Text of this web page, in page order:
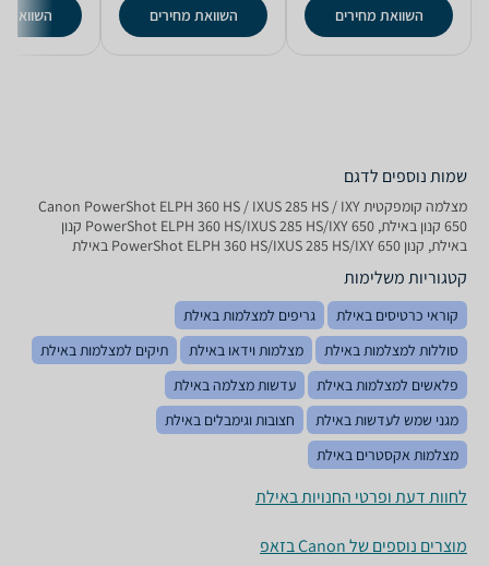
השוואת מחירים השוואת מחירים השוואת
שמות נוספים לדגם
מצלמה ‏קומפקטית Canon PowerShot ELPH 360 HS / IXUS 285 HS / IXY
650 קנון באילת, PowerShot ELPH 360 HS/IXUS 285 HS/IXY 650 קנון
באילת, קנון PowerShot ELPH 360 HS/IXUS 285 HS/IXY 650 באילת
קטגוריות משלימות
קוראי כרטיסים באילת
גריפים למצלמות באילת
סוללות למצלמות באילת
מצלמות וידאו באילת
תיקים למצלמות באילת
פלאשים למצלמות באילת
עדשות מצלמה באילת
מגני שמש לעדשות באילת
חצובות וגימבלים באילת
מצלמות אקסטרים באילת
לחוות דעת ופרטי החנויות באילת
מוצרים נוספים של Canon בזאפ